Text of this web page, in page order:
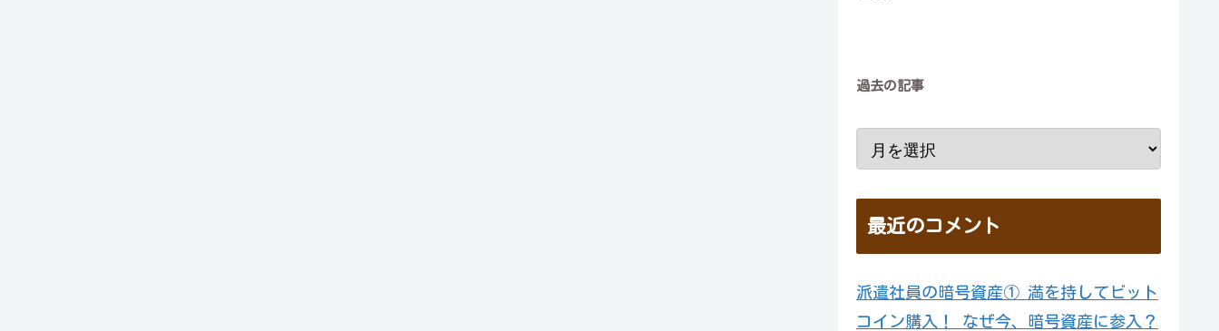
過去の記事
最近のコメント
派遣社員の暗号資産① 満を持してビット
コイン購入！ なぜ今、暗号資産に参入？